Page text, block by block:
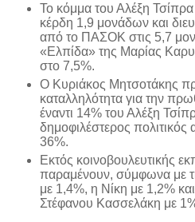
Το κόμμα του Αλέξη
κέρδη 1,9 μονάδων και
από το ΠΑΣΟΚ στις 5,7
«Ελπίδα» της Μαρίας
στο 7,5%.
Ο Κυριάκος Μητσοτάκης
καταλληλότητα για την
έναντι 14% του Αλέξη
δημοφιλέστερος
36%.
Εκτός κοινοβουλευτικής
παραμένουν, σύμφωνα με
με 1,4%, η Νίκη με 1,2%
Στέφανου Κασσελάκη με